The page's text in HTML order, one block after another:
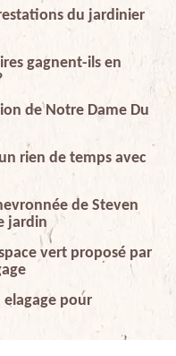
du jardinier
gagnent-ils en
de Notre Dame Du
rien de temps avec
de Steven
jardin
vert proposé par
elagage pour